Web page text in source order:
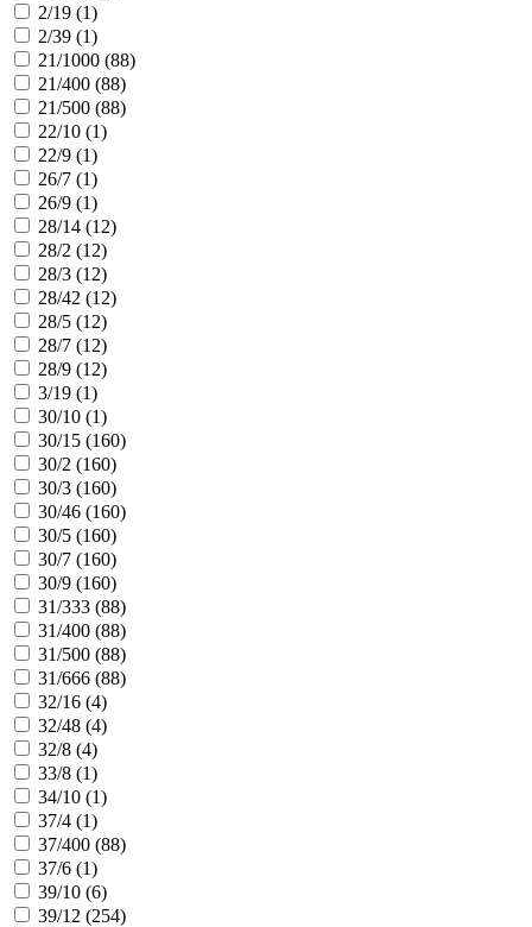
2/19 (1)
2/39 (1)
21/1000 (88)
21/400 (88)
21/500 (88)
22/10 (1)
22/9 (1)
26/7 (1)
26/9 (1)
28/14 (12)
28/2 (12)
28/3 (12)
28/42 (12)
28/5 (12)
28/7 (12)
28/9 (12)
3/19 (1)
30/10 (1)
30/15 (160)
30/2 (160)
30/3 (160)
30/46 (160)
30/5 (160)
30/7 (160)
30/9 (160)
31/333 (88)
31/400 (88)
31/500 (88)
31/666 (88)
32/16 (4)
32/48 (4)
32/8 (4)
33/8 (1)
34/10 (1)
37/4 (1)
37/400 (88)
37/6 (1)
39/10 (6)
39/12 (254)